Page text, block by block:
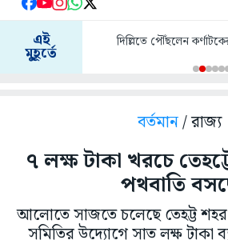
এই
মুহূর্তে
দিল্লিতে পৌঁছলেন
বর্তমান/ রাজ্য
৭ লক্ষ টাকা খরচে
পথবাতি
আলোতে সাজতে চলেছে তেহট্ট
সমিতির উদ্যোগে সাত লক্ষ টাকা